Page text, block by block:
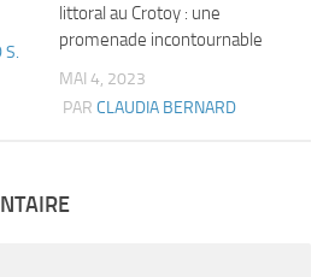
S.
littoral au Crotoy : une
promenade incontournable
MAI 4, 2023
PAR CLAUDIA BERNARD